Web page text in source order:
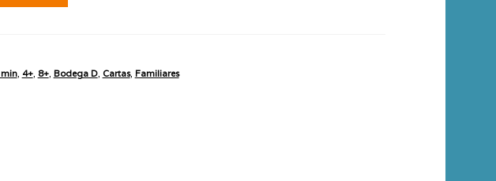
, 4+, 8+, Bodega D, Cartas, Familiares